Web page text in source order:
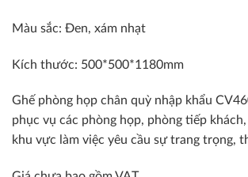
Màu sắc: Đen, xám nhạt
Kích thước: 500*500*1180mm
Ghế phòng họp chân quỳ nhập khẩu
phục vụ các phòng họp, phòng tiếp
khu vực làm việc yêu cầu sự trang trọng,